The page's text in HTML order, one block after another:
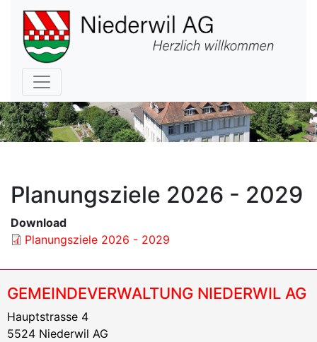
Hauptnavigation
Planungsziele 2026 - 2029
Download
Planungsziele 2026 - 2029
GEMEINDEVERWALTUNG NIEDERWIL AG
Hauptstrasse 4
5524 Niederwil AG